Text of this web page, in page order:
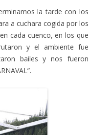
la tarde con los
a cuchara cogida por los
cada cuenco, en los que
y el ambiente fue
bailes y nos fueron